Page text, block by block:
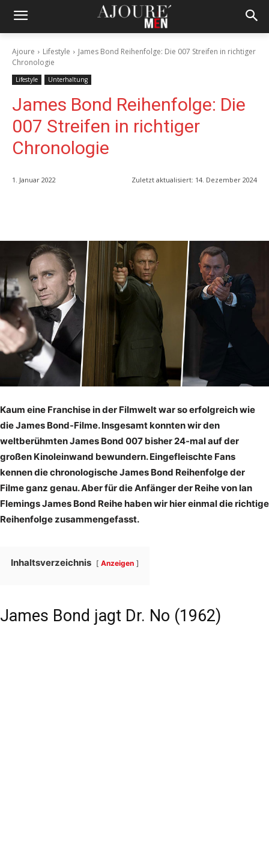
Ajoure Lifestyle
James Bond Reihenfolge: Die 007 Streifen in richtiger
Chronologie
Lifestyle Unterhaltung
James Bond Reihenfolge: Die
007 Streifen in richtiger
Chronologie
1. Januar 2022 Zuletzt aktualisiert: 14. Dezember 2024
Kaum eine Franchise in der Filmwelt war so erfolgreich wie
die James Bond-Filme. Insgesamt konnten wir den
weltberühmten James Bond 007 bisher 24-mal auf der
großen Kinoleinwand bewundern. Eingefleischte Fans
kennen die chronologische James Bond Reihenfolge der
Filme ganz genau. Aber für die Anfänger der Reihe von Ian
Flemings James Bond Reihe haben wir hier einmal die richtige
Reihenfolge zusammengefasst.
Inhaltsverzeichnis Anzeigen
James Bond jagt Dr. No (1962)